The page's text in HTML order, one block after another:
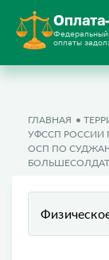
Федеральный
оплаты
ГЛАВНАЯ
УФССП РОССИИ
ОСП ПО